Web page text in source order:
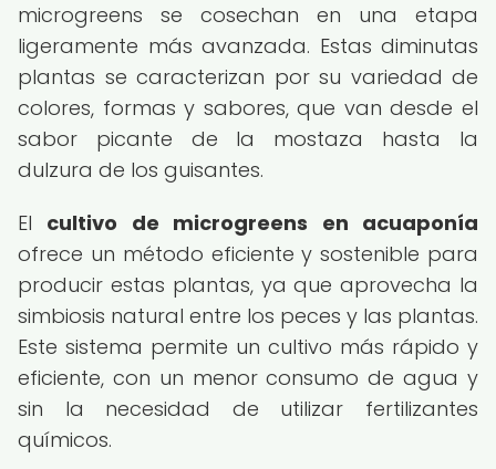
microgreens se cosechan en una etapa
ligeramente más avanzada. Estas diminutas
plantas se caracterizan por su variedad de
colores, formas y sabores, que van desde el
sabor picante de la mostaza hasta la
dulzura de los guisantes.
El cultivo de microgreens en acuaponía
ofrece un método eficiente y sostenible para
producir estas plantas, ya que aprovecha la
simbiosis natural entre los peces y las plantas.
Este sistema permite un cultivo más rápido y
eficiente, con un menor consumo de agua y
sin la necesidad de utilizar fertilizantes
químicos.